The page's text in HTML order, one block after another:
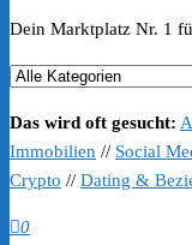
Dein Marktplatz Nr. 1
Das wird oft gesucht:
Immobilien // Social
Crypto // Dating &
0